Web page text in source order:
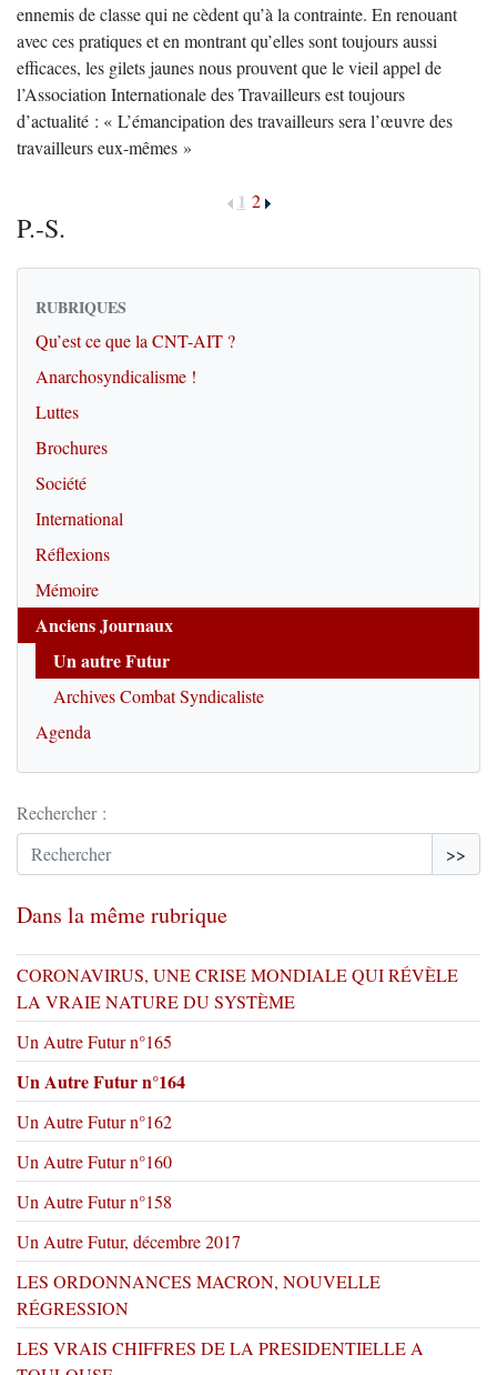
ennemis de classe qui ne cèdent qu’à la contrainte. En renouant
avec ces pratiques et en montrant qu’elles sont toujours aussi
efficaces, les gilets jaunes nous prouvent que le vieil appel de
l’Association Internationale des Travailleurs est toujours
d’actualité : « L’émancipation des travailleurs sera l’œuvre des
travailleurs eux-mêmes »
1 2
P.-S.
RUBRIQUES
Qu’est ce que la CNT-AIT ?
Anarchosyndicalisme !
Luttes
Brochures
Société
International
Réflexions
Mémoire
Anciens Journaux
Un autre Futur
Archives Combat Syndicaliste
Agenda
Rechercher :
>>
Dans la même rubrique
CORONAVIRUS, UNE CRISE MONDIALE QUI RÉVÈLE
LA VRAIE NATURE DU SYSTÈME
Un Autre Futur n°165
Un Autre Futur n°164
Un Autre Futur n°162
Un Autre Futur n°160
Un Autre Futur n°158
Un Autre Futur, décembre 2017
LES ORDONNANCES MACRON, NOUVELLE
RÉGRESSION
LES VRAIS CHIFFRES DE LA PRESIDENTIELLE A